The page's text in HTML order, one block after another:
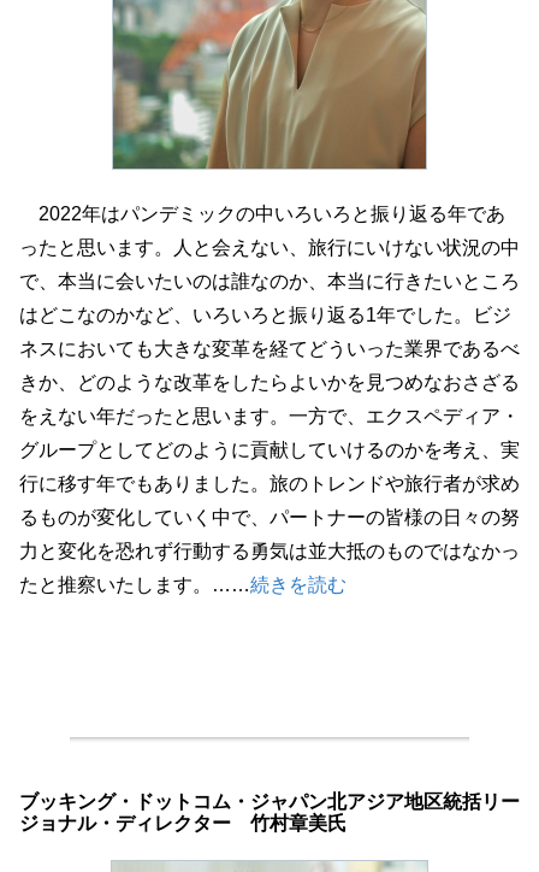
2022年はパンデミックの中いろいろと振り返る年であ
ったと思います。人と会えない、旅行にいけない状況の中
で、本当に会いたいのは誰なのか、本当に行きたいところ
はどこなのかなど、いろいろと振り返る1年でした。ビジ
ネスにおいても大きな変革を経てどういった業界であるべ
きか、どのような改革をしたらよいかを見つめなおさざる
をえない年だったと思います。一方で、エクスペディア・
グループとしてどのように貢献していけるのかを考え、実
行に移す年でもありました。旅のトレンドや旅行者が求め
るものが変化していく中で、パートナーの皆様の日々の努
力と変化を恐れず行動する勇気は並大抵のものではなかっ
たと推察いたします。……続きを読む
ブッキング・ドットコム・ジャパン北アジア地区統括リー
ジョナル・ディレクター 竹村章美氏